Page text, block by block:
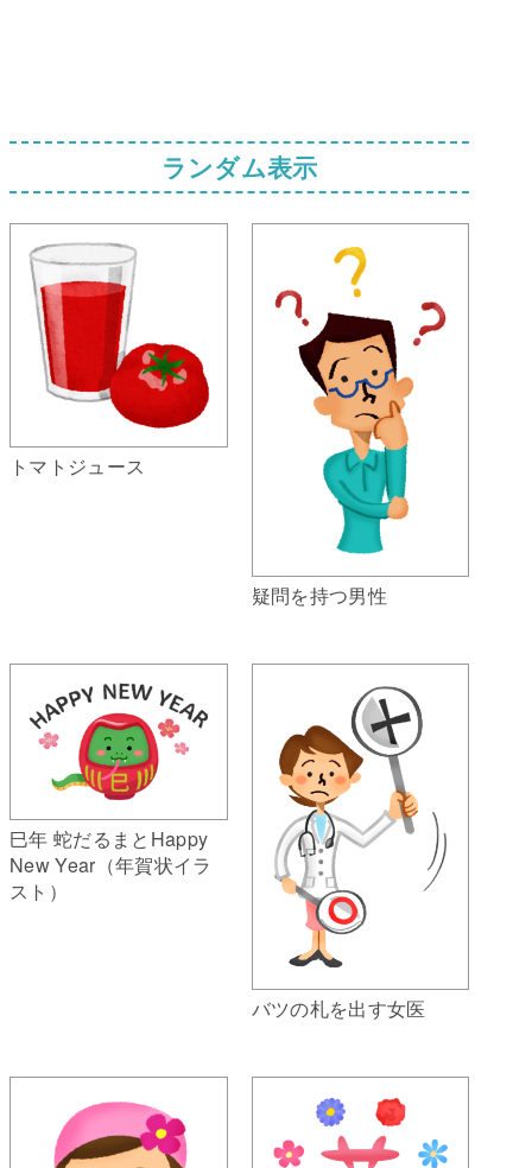
ランダム表示
トマトジュース
疑問を持つ男性
巳年 蛇だるまとHappy
New Year（年賀状イラ
スト）
バツの札を出す女医